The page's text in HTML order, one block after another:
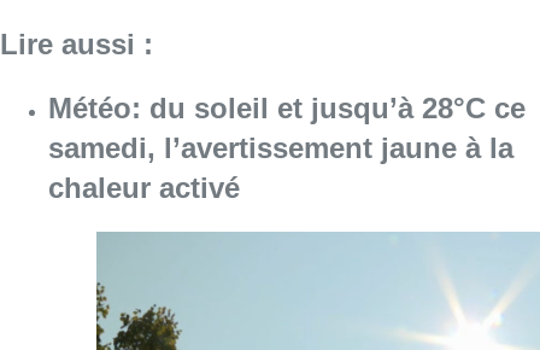
08 août 2026Consulter l'article "Météo: du soleil et